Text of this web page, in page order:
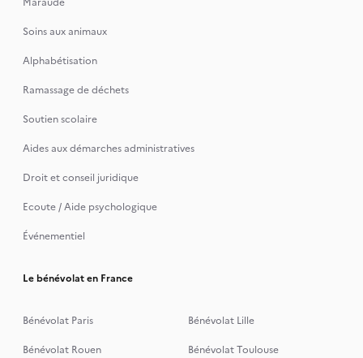
Soins aux animaux
Alphabétisation
Ramassage de déchets
Soutien scolaire
Aides aux démarches administratives
Droit et conseil juridique
Ecoute / Aide psychologique
Événementiel
Le bénévolat en France
Bénévolat Paris
Bénévolat Lille
Bénévolat Rouen
Bénévolat Toulouse